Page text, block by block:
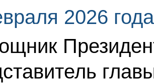
2026 года